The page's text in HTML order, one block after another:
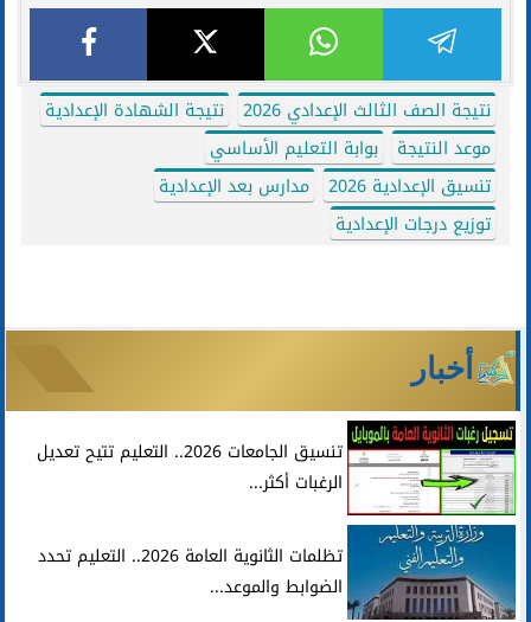
نتيجة الصف الثالث الإعدادي 2026
نتيجة الشهادة الإعدادية
موعد النتيجة
بوابة التعليم الأساسي
تنسيق الإعدادية 2026
مدارس بعد الإعدادية
توزيع درجات الإعدادية
أخبار
تنسيق الجامعات 2026.. التعليم تتيح تعديل
الرغبات أكثر...
تظلمات الثانوية العامة 2026.. التعليم تحدد
الضوابط والموعد...